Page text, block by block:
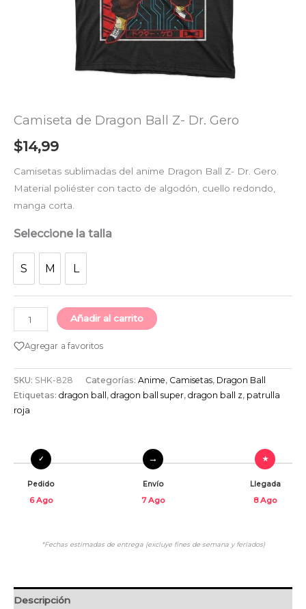
Camiseta de Dragon Ball Z- Dr. Gero
$14,99
Camisetas sublimadas del anime Dragon Ball Z- Dr. Gero.
Material poliéster con tacto de algodón, cuello redondo,
manga corta.
Seleccione la talla
S M L
Añadir al carrito
Agregar a favoritos
SKU: SHK-828 Categorías: Anime, Camisetas, Dragon Ball
Etiquetas: dragon ball, dragon ball super, dragon ball z, patrulla
roja
Pedido
6 Ago
Envío
7 Ago
Llegada
8 Ago
*Fechas estimadas de entrega (excluye fines de semana y feriados)
Descripción